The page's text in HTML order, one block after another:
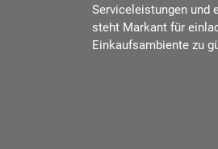
Serviceleistungen und
steht Markant für
Einkaufsambiente zu